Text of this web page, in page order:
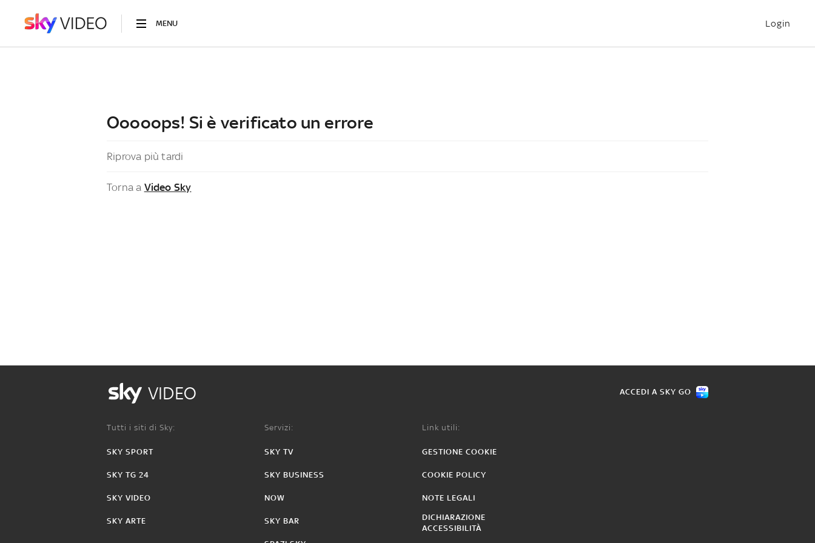
MENU Login
Ooooops! Si è verificato un errore
Riprova più tardi
Torna a Video Sky
VIDEO ACCEDI A SKY GO
Tutti i siti di Sky:
SKY SPORT
SKY TG 24
SKY VIDEO
SKY ARTE
Servizi:
SKY TV
SKY BUSINESS
NOW
SKY BAR
Link utili:
GESTIONE COOKIE
COOKIE POLICY
NOTE LEGALI
DICHIARAZIONE
ACCESSIBILITÀ